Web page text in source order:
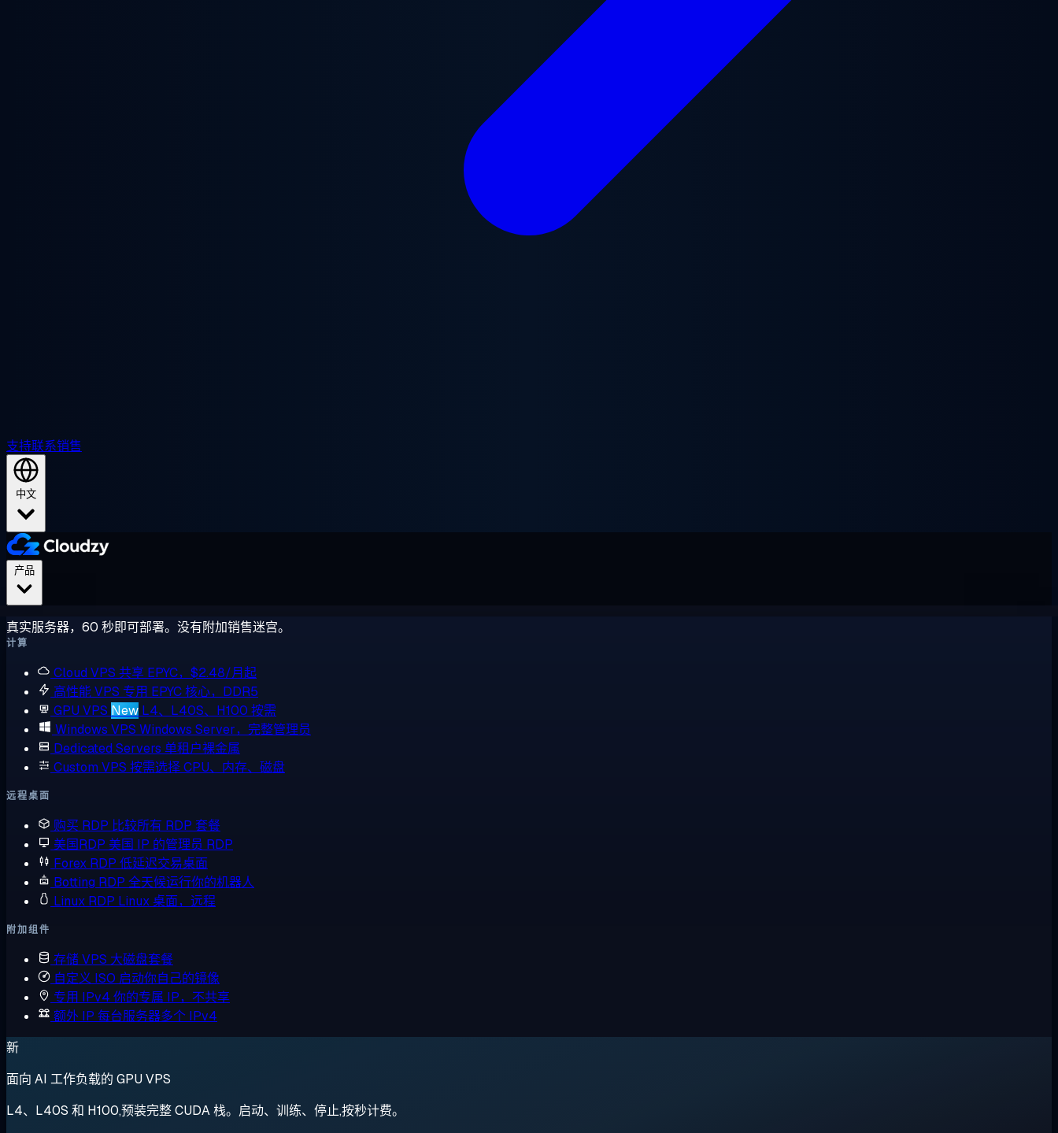
支持联系销售
中文
真实服务器，60 秒即可部署。没有附加销售迷宫。
计算
Cloud VPS 共享 EPYC，$2.48/月起
高性能 VPS 专用 EPYC 核心，DDR5
GPU VPS New L4、L40S、H100 按需
Windows VPS Windows Server，完整管理员
Dedicated Servers 单租户裸金属
Custom VPS 按需选择 CPU、内存、磁盘
远程桌面
购买 RDP 比较所有 RDP 套餐
美国RDP 美国 IP 的管理员 RDP
Forex RDP 低延迟交易桌面
Botting RDP 全天候运行你的机器人
Linux RDP Linux 桌面，远程
附加组件
存储 VPS 大磁盘套餐
自定义 ISO 启动你自己的镜像
专用 IPv4 你的专属 IP，不共享
额外 IP 每台服务器多个 IPv4
新
面向 AI 工作负载的 GPU VPS
L4、L40S 和 H100,预装完整 CUDA 栈。启动、训练、停止,按秒计费。